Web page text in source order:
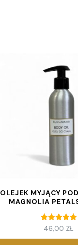
OLEJEK MYJĄCY
MAGNOLIA
Oceniono
5.00
na 5
46,00 ZŁ